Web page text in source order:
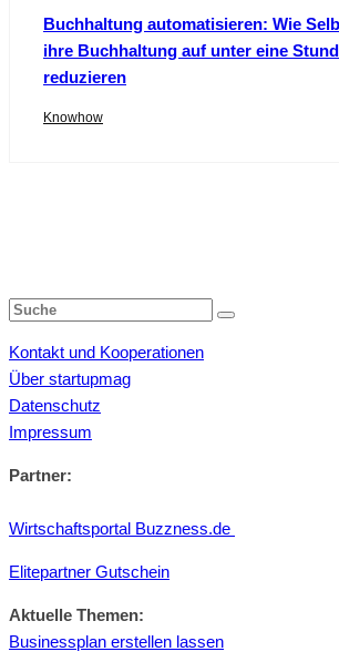
Buchhaltung automatisieren: Wie
ihre Buchhaltung auf unter eine
reduzieren
Knowhow
Kontakt und Kooperationen
Über startupmag
Datenschutz
Impressum
Partner:
Wirtschaftsportal Buzzness.de
Elitepartner Gutschein
Aktuelle Themen:
Businessplan erstellen lassen